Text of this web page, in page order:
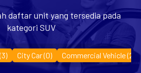
daftar unit yang tersedia pada
kategori SUV
City Car(0) Commercial Vehicle(2)